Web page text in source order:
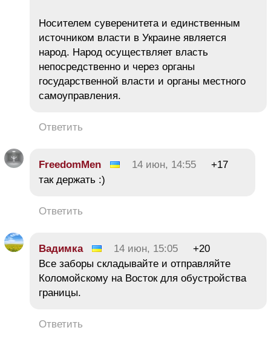
Носителем суверенитета и единственным
источником власти в Украине является
народ. Народ осуществляет власть
непосредственно и через органы
государственной власти и органы местного
самоуправления.
Ответить
FreedomMen 14 июн, 14:55
+17
так держать :)
Ответить
Вадимка 14 июн, 15:05
+20
Все заборы складывайте и отправляйте
Коломойскому на Восток для обустройства
границы.
Ответить